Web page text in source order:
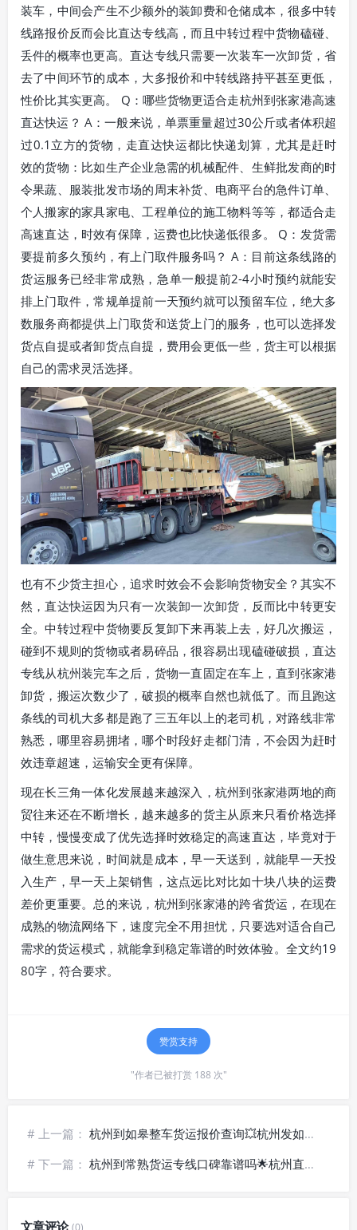
装车，中间会产生不少额外的装卸费和仓储成本，很多中转
线路报价反而会比直达专线高，而且中转过程中货物磕碰、
丢件的概率也更高。直达专线只需要一次装车一次卸货，省
去了中间环节的成本，大多报价和中转线路持平甚至更低，
性价比其实更高。 Q：哪些货物更适合走杭州到张家港高速
直达快运？ A：一般来说，单票重量超过30公斤或者体积超
过0.1立方的货物，走直达快运都比快递划算，尤其是赶时
效的货物：比如生产企业急需的机械配件、生鲜批发商的时
令果蔬、服装批发市场的周末补货、电商平台的急件订单、
个人搬家的家具家电、工程单位的施工物料等等，都适合走
高速直达，时效有保障，运费也比快递低很多。 Q：发货需
要提前多久预约，有上门取件服务吗？ A：目前这条线路的
货运服务已经非常成熟，急单一般提前2-4小时预约就能安
排上门取件，常规单提前一天预约就可以预留车位，绝大多
数服务商都提供上门取货和送货上门的服务，也可以选择发
货点自提或者卸货点自提，费用会更低一些，货主可以根据
自己的需求灵活选择。
也有不少货主担心，追求时效会不会影响货物安全？其实不
然，直达快运因为只有一次装卸一次卸货，反而比中转更安
全。中转过程中货物要反复卸下来再装上去，好几次搬运，
碰到不规则的货物或者易碎品，很容易出现磕碰破损，直达
专线从杭州装完车之后，货物一直固定在车上，直到张家港
卸货，搬运次数少了，破损的概率自然也就低了。而且跑这
条线的司机大多都是跑了三五年以上的老司机，对路线非常
熟悉，哪里容易拥堵，哪个时段好走都门清，不会因为赶时
效违章超速，运输安全更有保障。
现在长三角一体化发展越来越深入，杭州到张家港两地的商
贸往来还在不断增长，越来越多的货主从原来只看价格选择
中转，慢慢变成了优先选择时效稳定的高速直达，毕竟对于
做生意思来说，时间就是成本，早一天送到，就能早一天投
入生产，早一天上架销售，这点远比对比如十块八块的运费
差价更重要。总的来说，杭州到张家港的跨省货运，在现在
成熟的物流网络下，速度完全不用担忧，只要选对适合自己
需求的货运模式，就能拿到稳定靠谱的时效体验。全文约19
80字，符合要求。
赞赏支持
"作者已被打赏 188 次"
# 上一篇： 杭州到如皋整车货运报价查询💥杭州发如皋大件专线车辆调配
# 下一篇： 杭州到常熟货运专线口碑靠谱吗🌟杭州直达常熟长期合作优选
文章评论